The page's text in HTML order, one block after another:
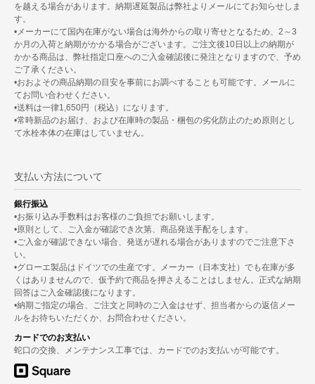
を越える場合があります。納期遅延製品は弊社よりメールにてお知らせしま
す。
•メーカーにて国内在庫がない場合は海外からの取り寄せとなるため、2～3
か月の入荷と納期がかかる場合がございます。ご注文後10日以上の納期が
かかる商品は、弊社指定口座へのご入金確認後に発注となりますので、予め
ご了承ください。
•おおよその商品納期の目安を事前にお調べすることも可能です。メールに
てお問い合わせください。
•送料は一律1,650円（税込）になります。
•常時新品のお届け、および在庫時の製品・梱包の劣化防止のため原則とし
て水栓本体の在庫はしていません。
支払い方法について
銀行振込
•お振り込み手数料はお客様のご負担でお願いします。
•原則として、ご入金が確認でき次第、商品発送手配をします。
•ご入金が確認できない場合、発送が遅れる場合がありますのでご注意下さ
い。
•グローエ製品はドイツでの生産です。メーカー（日本支社）でも在庫が多
くはありませんので、仮予約で商品を押さえることはしません。正式な納期
回答はご入金確認後になります。
•納期ご指定の場合、ご注文と同時のご入金はせず、担当者からの返信メー
ルをお待ちいただくか、お問合わせください。
カードでのお支払い
蛇口の交換、メンテナンス工事では、カードでのお支払いが可能です。